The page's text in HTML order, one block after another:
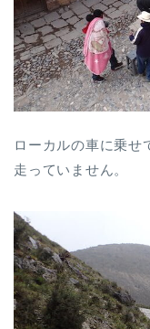
ローカルの車に乗せ
走っていません。